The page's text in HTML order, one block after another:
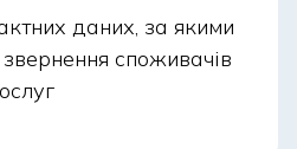
даних, за якими
споживачів